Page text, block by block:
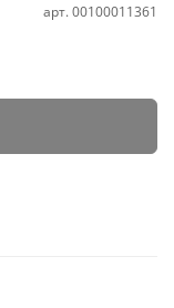
арт. 00100011361